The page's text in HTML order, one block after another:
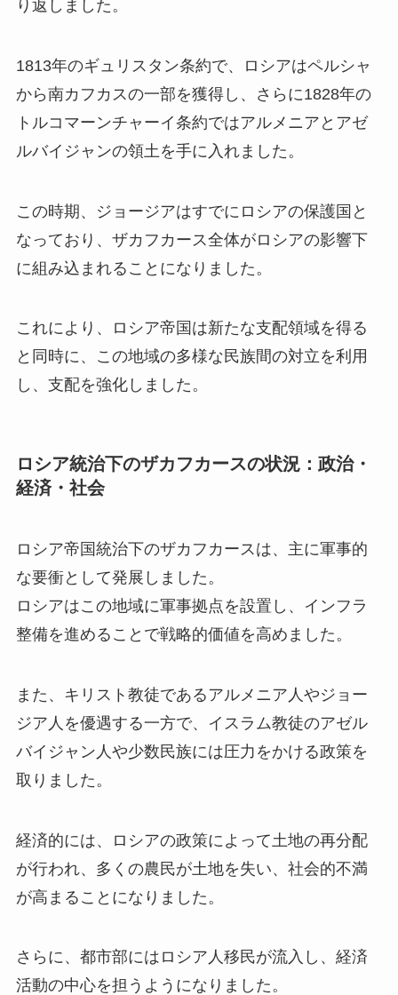
り返しました。
1813年のギュリスタン条約で、ロシアはペルシャ
から南カフカスの一部を獲得し、さらに1828年の
トルコマーンチャーイ条約ではアルメニアとアゼ
ルバイジャンの領土を手に入れました。
この時期、ジョージアはすでにロシアの保護国と
なっており、ザカフカース全体がロシアの影響下
に組み込まれることになりました。
これにより、ロシア帝国は新たな支配領域を得る
と同時に、この地域の多様な民族間の対立を利用
し、支配を強化しました。
ロシア統治下のザカフカースの状況：政治・
経済・社会
ロシア帝国統治下のザカフカースは、主に軍事的
な要衝として発展しました。
ロシアはこの地域に軍事拠点を設置し、インフラ
整備を進めることで戦略的価値を高めました。
また、キリスト教徒であるアルメニア人やジョー
ジア人を優遇する一方で、イスラム教徒のアゼル
バイジャン人や少数民族には圧力をかける政策を
取りました。
経済的には、ロシアの政策によって土地の再分配
が行われ、多くの農民が土地を失い、社会的不満
が高まることになりました。
さらに、都市部にはロシア人移民が流入し、経済
活動の中心を担うようになりました。